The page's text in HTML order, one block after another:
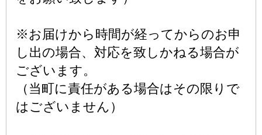
※お届けから時間が経ってからのお申
し出の場合、対応を致しかねる場合が
ございます。
（当町に責任がある場合はその限りで
はございません）